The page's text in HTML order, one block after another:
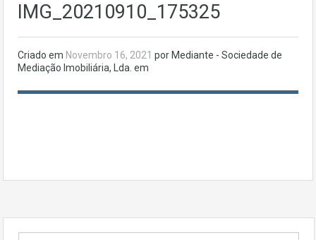
IMG_20210910_175325
Criado em Novembro 16, 2021 por Mediante - Sociedade de
Mediação Imobiliária, Lda. em